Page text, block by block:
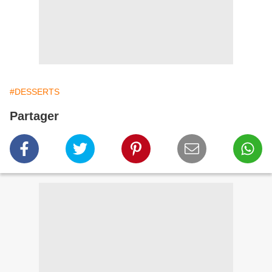
#DESSERTS
Partager